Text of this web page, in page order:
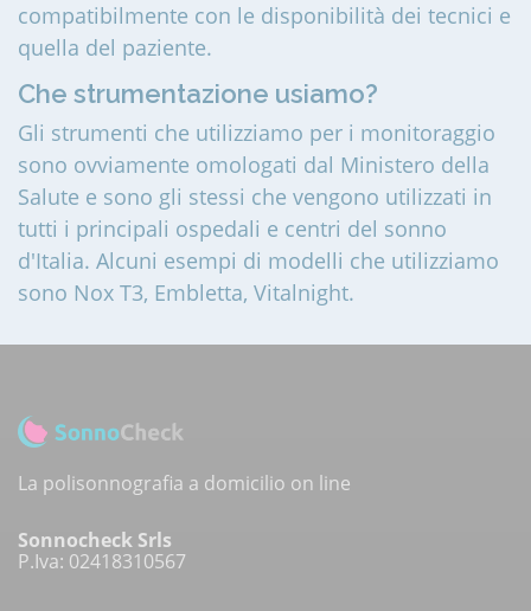
compatibilmente con le disponibilità dei tecnici e
quella del paziente.
Che strumentazione usiamo?
Gli strumenti che utilizziamo per i monitoraggio
sono ovviamente omologati dal Ministero della
Salute e sono gli stessi che vengono utilizzati in
tutti i principali ospedali e centri del sonno
d'Italia. Alcuni esempi di modelli che utilizziamo
sono Nox T3, Embletta, Vitalnight.
La polisonnografia a domicilio on line
Sonnocheck Srls
P.Iva: 02418310567